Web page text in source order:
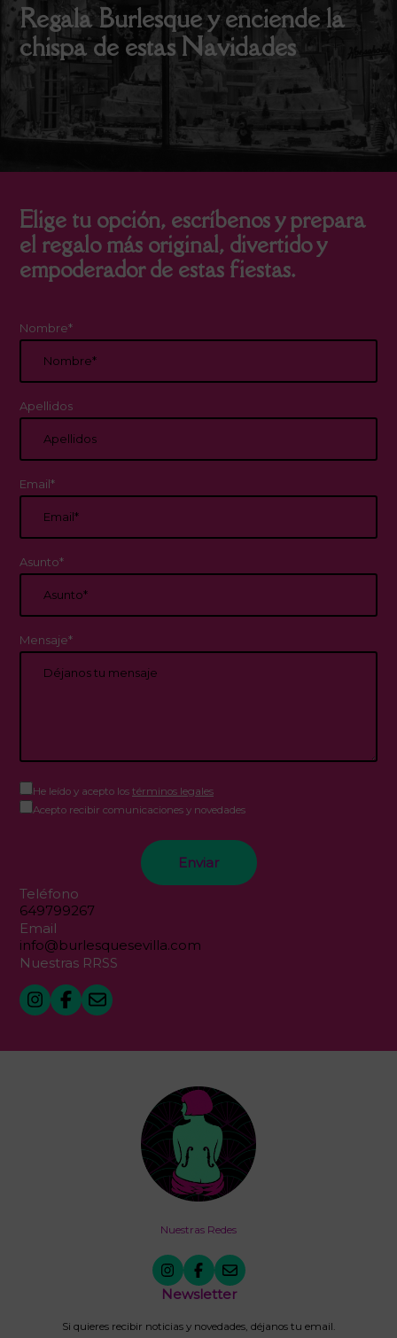
Regala Burlesque y enciende la
chispa de estas Navidades
Elige tu opción, escríbenos y prepara
el regalo más original, divertido y
empoderador de estas fiestas.
Nombre*
Apellidos
Email*
Asunto*
Mensaje*
He leído y acepto los términos legales
Acepto recibir comunicaciones y novedades
Teléfono
649799267
Email
info@burlesquesevilla.com
Nuestras RRSS
Nuestras Redes
Newsletter
Si quieres recibir noticias y novedades, déjanos tu email.